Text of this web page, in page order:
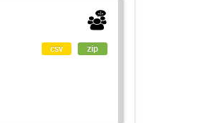
csv zip